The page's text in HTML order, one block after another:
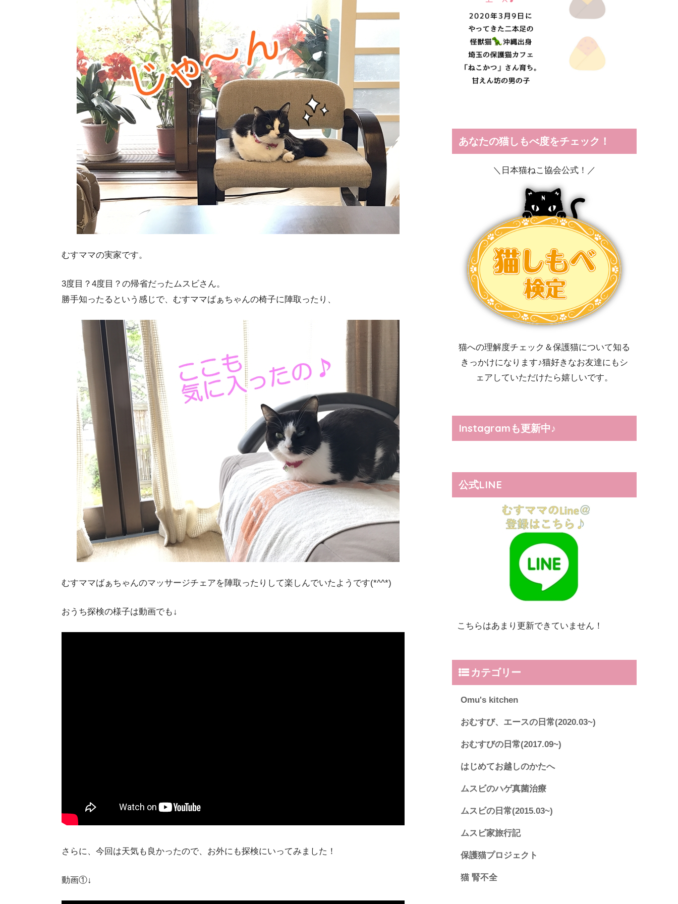
むすママの実家です。
3度目？4度目？の帰省だったムスビさん。
勝手知ったるという感じで、むすママばぁちゃんの椅子に陣取ったり、
むすママばぁちゃんのマッサージチェアを陣取ったりして楽しんでいたようです(*^^*)
おうち探検の様子は動画でも↓
さらに、今回は天気も良かったので、お外にも探検にいってみました！
動画①↓
あなたの猫しもべ度をチェック！
＼日本猫ねこ協会公式！／
猫への理解度チェック＆保護猫について知る
きっかけになります♪猫好きなお友達にもシ
ェアしていただけたら嬉しいです。
Instagramも更新中♪
公式LINE
こちらはあまり更新できていません！
カテゴリー
Omu's kitchen
おむすび、エースの日常(2020.03~)
おむすびの日常(2017.09~)
はじめてお越しのかたへ
ムスビのハゲ真菌治療
ムスビの日常(2015.03~)
ムスビ家旅行記
保護猫プロジェクト
猫 腎不全